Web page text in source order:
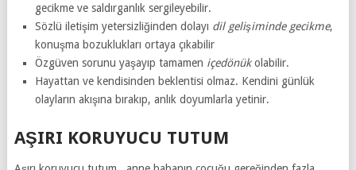
gecikme ve saldırganlık sergileyebilir.
Sözlü iletişim yetersizliğinden dolayı dil gelişiminde gecikme,
konuşma bozuklukları ortaya çıkabilir
Özgüven sorunu yaşayıp tamamen içedönükolabilir.
Hayattan ve kendisinden beklentisi olmaz. Kendini günlük
olayların akışına bırakıp, anlık doyumlarla yetinir.
AŞIRI KORUYUCU TUTUM